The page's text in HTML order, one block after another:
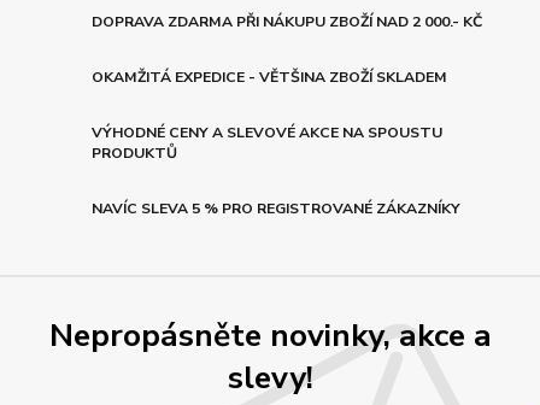
DOPRAVA ZDARMA PŘI NÁKUPU ZBOŽÍ NAD 2 000.- KČ
OKAMŽITÁ EXPEDICE - VĚTŠINA ZBOŽÍ SKLADEM
VÝHODNÉ CENY A SLEVOVÉ AKCE NA SPOUSTU
PRODUKTŮ
NAVÍC SLEVA 5 % PRO REGISTROVANÉ ZÁKAZNÍKY
Nepropásněte novinky, akce a
slevy!